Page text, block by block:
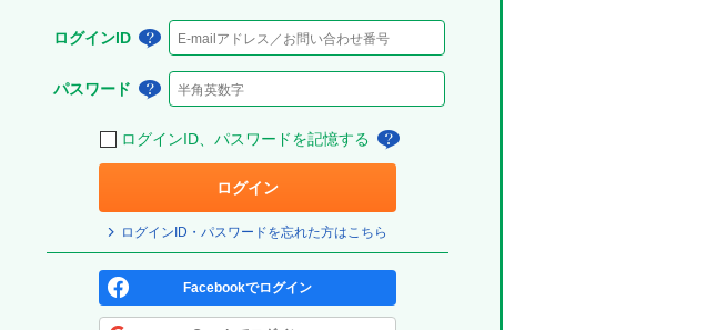
ログインID
ログ
イン
は？
プ
リ)
パスワード
パス
ワー
ド
(パ
プ
リ)
ログインID、パスワードを記憶する
ク
ログイン
ログインID・パスワードを忘れた方はこちら
Facebookでログイン